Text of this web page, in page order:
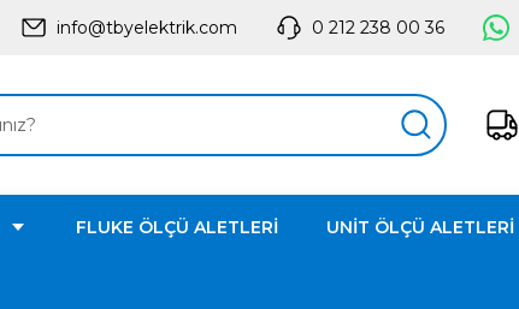
info@tbyelektrik.com 0 212 238 00 36
FLUKE ÖLÇÜ ALETLERİ UNİT ÖLÇÜ ALETLERİ